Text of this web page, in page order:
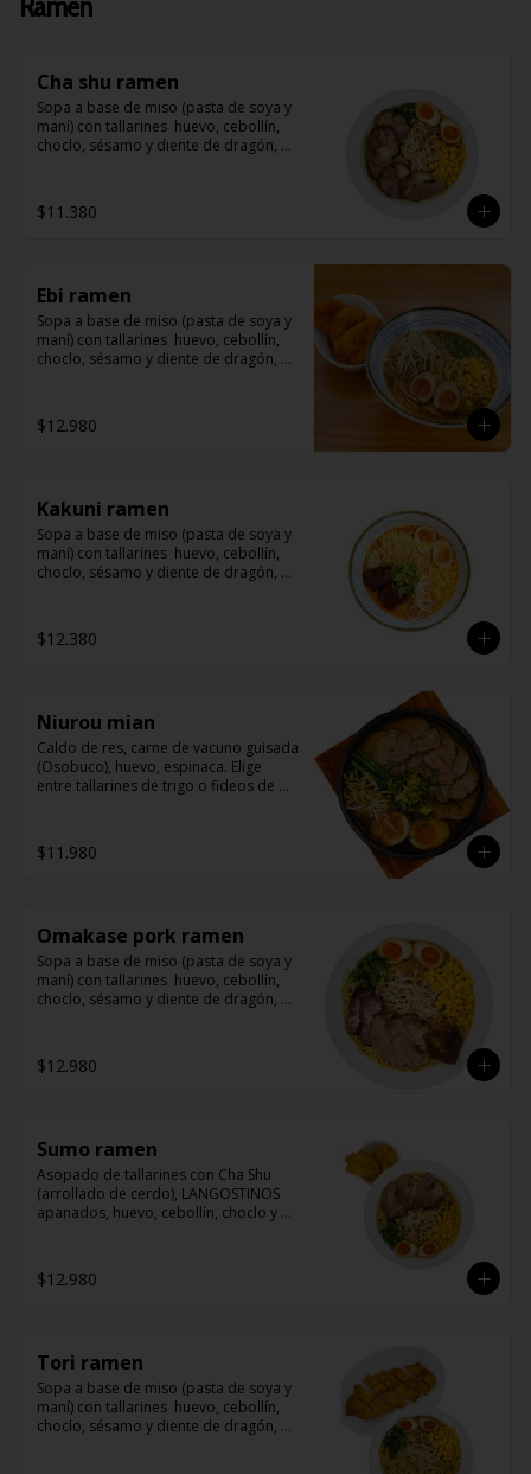
Cha shu ramen
Sopa a base de miso (pasta de soya y
maní) con tallarines  huevo, cebollín,
choclo, sésamo y diente de dragón,
$11.380
Ebi ramen
Sopa a base de miso (pasta de soya y
maní) con tallarines  huevo, cebollín,
choclo, sésamo y diente de dragón,
$12.980
Kakuni ramen
Sopa a base de miso (pasta de soya y
maní) con tallarines  huevo, cebollín,
choclo, sésamo y diente de dragón,
$12.380
Niurou mian
Caldo de res, carne de vacuno guisada
(Osobuco), huevo, espinaca. Elige
entre tallarines de trigo o fideos de
$11.980
Omakase pork ramen
Sopa a base de miso (pasta de soya y
maní) con tallarines  huevo, cebollín,
choclo, sésamo y diente de dragón,
$12.980
Sumo ramen
Asopado de tallarines con Cha Shu
(arrollado de cerdo), LANGOSTINOS
apanados, huevo, cebollín, choclo y
maní y sésamo.
$12.980
Tori ramen
Sopa a base de miso (pasta de soya y
maní) con tallarines  huevo, cebollín,
choclo, sésamo y diente de dragón,